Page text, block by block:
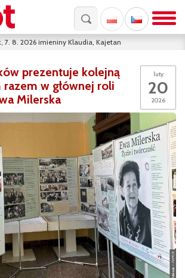
7. 8. 2026 imieniny Klaudia, Kajetan
luty
20
2026
prezentuje kolejną
w głównej roli
Milerska